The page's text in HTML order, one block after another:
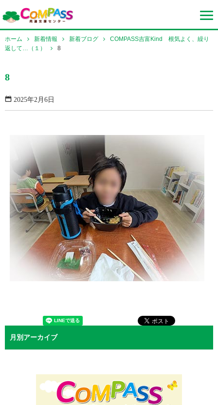
ホーム 新着情報 新着ブログ
COMPASS吉富Kind 根気よく、繰り
返して…（１）
8
8
2025年2月6日
月別アーカイブ